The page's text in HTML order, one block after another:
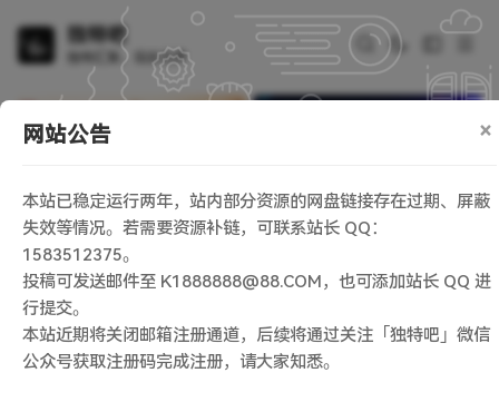
×
网站公告
本站已稳定运行两年，站内部分资源的网盘链接存在过期、屏蔽
失效等情况。若需要资源补链，可联系站长 QQ：
1583512375。
投稿可发送邮件至 K1888888@88.COM，也可添加站长 QQ 进
行提交。
本站近期将关闭邮箱注册通道，后续将通过关注「独特吧」微信
公众号获取注册码完成注册，请大家知悉。
独特吧
独特汇聚，玩乐无界
首页 / 与 “ 免费图片放大 ” 相关的文章